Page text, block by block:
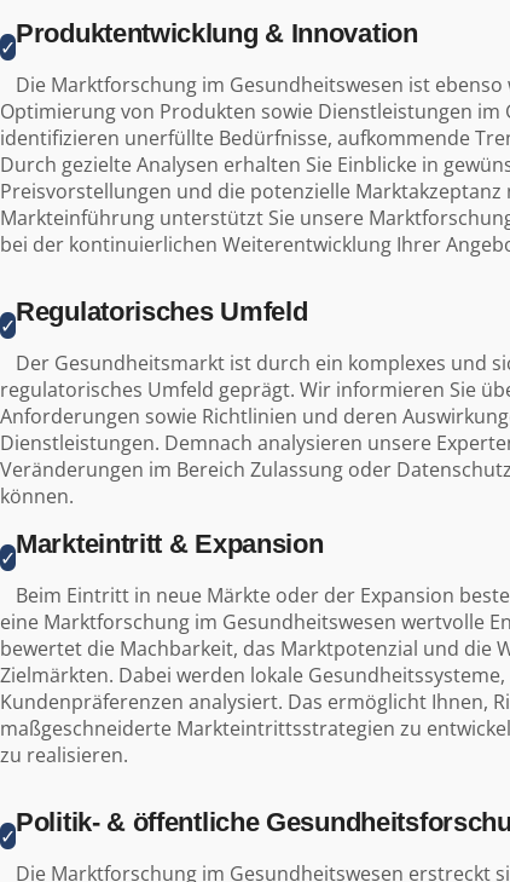
✓Produktentwicklung & Innovation
Die Marktforschung im Gesundheitswesen ist
Optimierung von Produkten sowie Dienstleistungen im
identifizieren unerfüllte Bedürfnisse, aufkommende
Durch gezielte Analysen erhalten Sie Einblicke in
Preisvorstellungen und die potenzielle Marktakzeptanz
Markteinführung unterstützt Sie unsere
bei der kontinuierlichen Weiterentwicklung Ihrer
✓Regulatorisches Umfeld
Der Gesundheitsmarkt ist durch ein komplexes und
regulatorisches Umfeld geprägt. Wir informieren Sie
Anforderungen sowie Richtlinien und deren
Dienstleistungen. Demnach analysieren unsere
Veränderungen im Bereich Zulassung oder
können.
✓Markteintritt & Expansion
Beim Eintritt in neue Märkte oder der Expansion
eine Marktforschung im Gesundheitswesen wertvolle
bewertet die Machbarkeit, das Marktpotenzial und die
Zielmärkten. Dabei werden lokale
Kundenpräferenzen analysiert. Das ermöglicht Ihnen,
maßgeschneiderte Markteintrittsstrategien zu
zu realisieren.
✓Politik- & öffentliche
Die Marktforschung im Gesundheitswesen erstreckt